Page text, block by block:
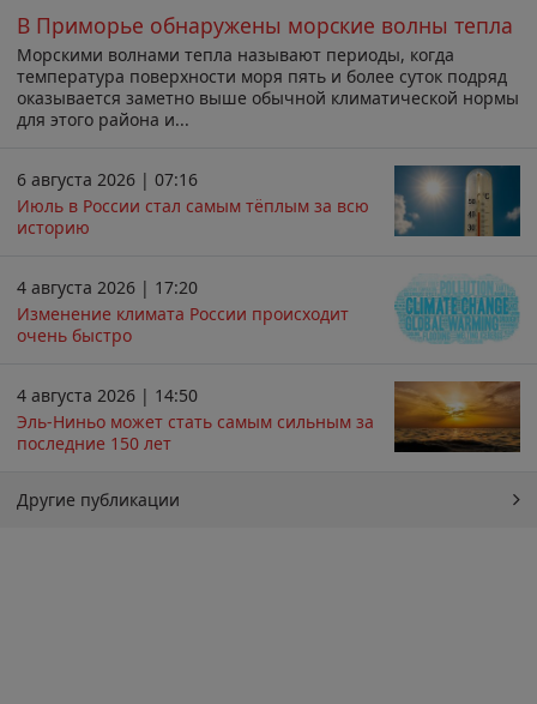
В Приморье обнаружены морские волны тепла
Морскими волнами тепла называют периоды, когда
температура поверхности моря пять и более суток подряд
оказывается заметно выше обычной климатической нормы
для этого района и...
6 августа 2026 | 07:16
Июль в России стал самым тёплым за всю
историю
4 августа 2026 | 17:20
Изменение климата России происходит
очень быстро
4 августа 2026 | 14:50
Эль-Ниньо может стать самым сильным за
последние 150 лет
Другие публикации